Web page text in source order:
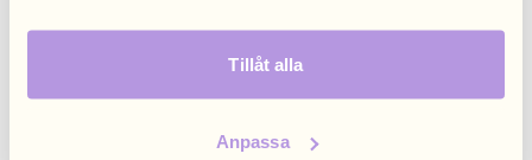
Tillåt alla
Anpassa